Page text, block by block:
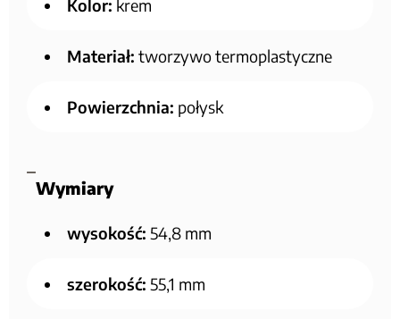
Kolor: krem
Materiał: tworzywo termoplastyczne
Powierzchnia: połysk
Wymiary
wysokość: 54,8 mm
szerokość: 55,1 mm